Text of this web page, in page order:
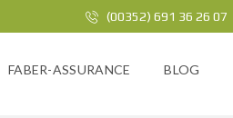
(00352) 691 36 26 07
FABER-ASSURANCE BLOG